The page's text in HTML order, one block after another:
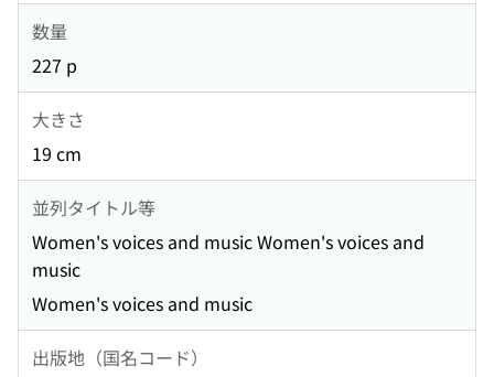
数量
227 p
大きさ
19 cm
並列タイトル等
Women's voices and music Women's voices and
music
Women's voices and music
出版地（国名コード）